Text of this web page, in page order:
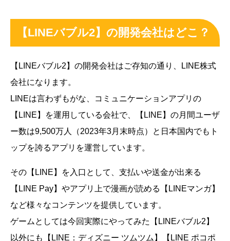
【LINEバブル2】の開発会社はどこ？
【LINEバブル2】の開発会社はご存知の通り、LINE株式
会社になります。
LINEは言わずもがな、コミュニケーションアプリの
【LINE】を運用している会社で、【LINE】の月間ユーザ
ー数は9,500万人（2023年3月末時点）と日本国内でもト
ップを誇るアプリを運営しています。
その【LINE】を入口として、支払いや送金が出来る
【LINE Pay】やアプリ上で漫画が読める【LINEマンガ】
など様々なコンテンツを提供しています。
ゲームとしては今回実際にやってみた【LINEバブル2】
以外にも【LINE：ディズニー ツムツム‬】【LINE ポコポ‪